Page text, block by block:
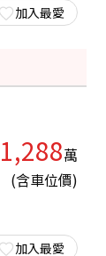
加入最愛
1,288萬
(含車位價)
加入最愛